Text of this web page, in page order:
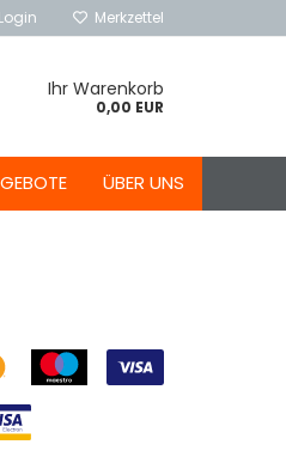
Login Merkzettel
Ihr Warenkorb
0,00 EUR
ÜBER UNS